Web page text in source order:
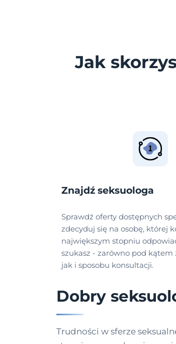
Jak
Znajdź seksuologa
Sprawdź oferty dostępnych
zdecyduj się na osobę, której
największym stopniu
szukasz - zarówno pod kątem
jak i sposobu konsultacji.
Dobry
Trudności w sferze